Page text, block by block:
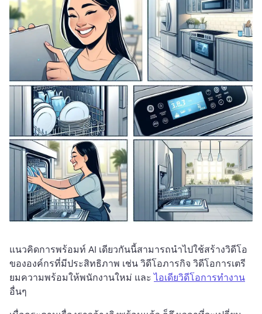
แนวคิดการพร้อมท์ AI เดียวกันนี้สามารถนำไปใช้สร้างวิดีโอ
ขององค์กรที่มีประสิทธิภาพ เช่น วิดีโอภารกิจ วิดีโอการเตรี
ยมความพร้อมให้พนักงานใหม่ และ ไอเดียวิดีโอการทำงาน
อื่นๆ